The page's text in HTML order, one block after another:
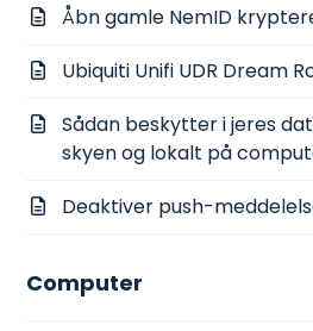
Åbn gamle NemID
Ubiquiti Unifi UDR Dream
Sådan beskytter i jeres
skyen og lokalt på
Deaktiver push-
Computer